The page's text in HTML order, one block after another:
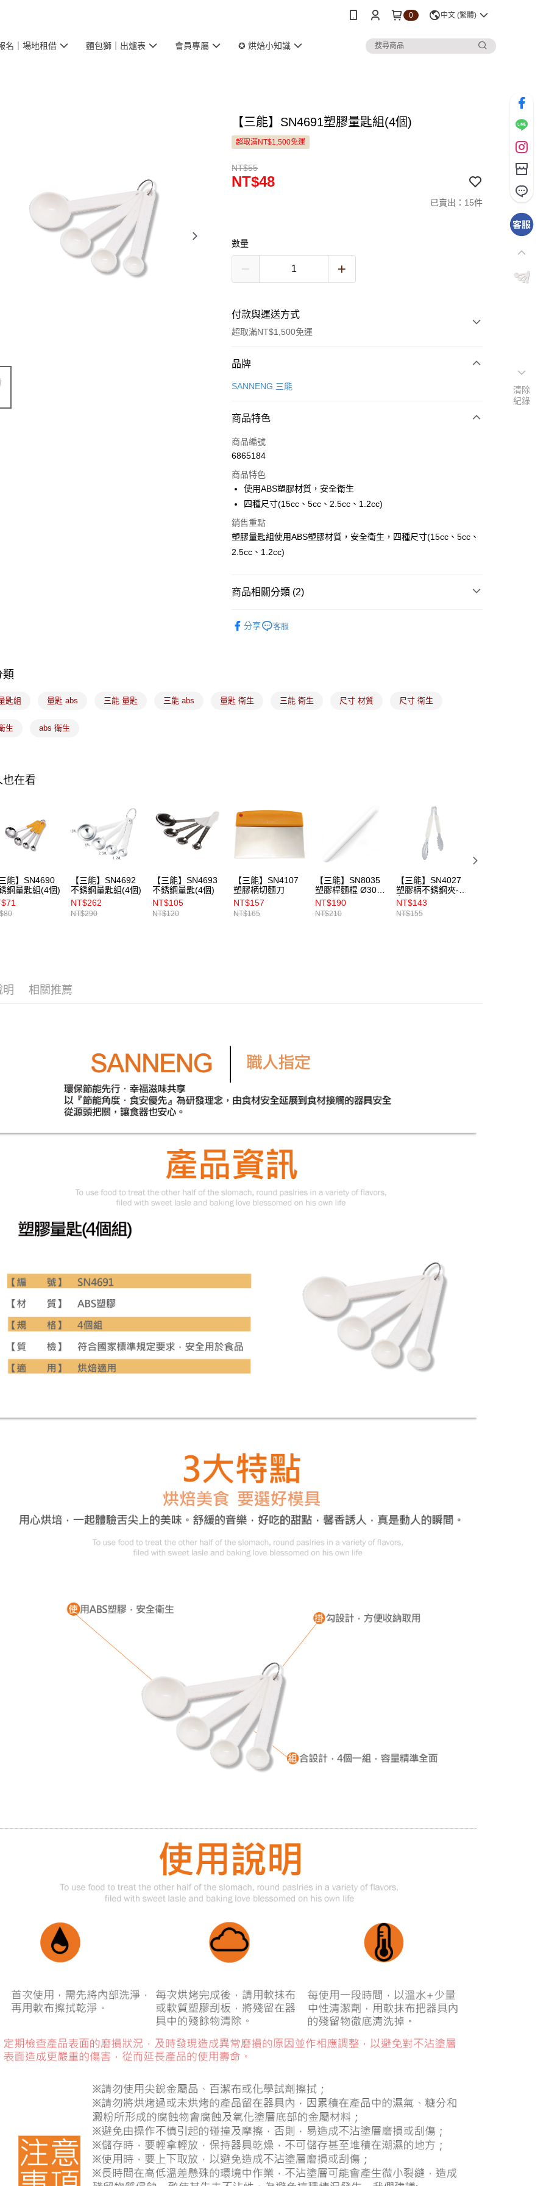
0 中文 (繁體)
名｜場地租借 麵包獅｜出爐表 會員專屬 ✪ 烘焙小知識
【三能】SN4691塑膠量匙組(4個)
超取滿NT$1,500免運
NT$55
NT$48
已賣出：15件
數量
付款與運送方式
超取滿NT$1,500免運
付款方式
信用卡一次付款
悠遊付
Google Pay
全盈+PAY
ATM付款
每筆NT$100，滿NT$1,500(含以上)免運費
常溫宅配-(限重20kg以下)
品牌
SANNENG 三能
商品特色
商品編號
6865184
商品特色
使用ABS塑膠材質，安全衛生
四種尺寸(15cc、5cc、2.5cc、1.2cc)
銷售重點
塑膠量匙組使用ABS塑膠材質，安全衛生，四種尺寸(15cc、5cc、
2.5cc、1.2cc)
商品相關分類 (2)
分享 客服
類
匙組 量匙 abs 三能 量匙 三能 abs 量匙 衛生 三能 衛生 尺寸 材質 尺寸 衛生
生 abs 衛生
也在看
三能】SN4690
鋼量匙組(4個)
【三能】SN4692
不銹鋼量匙組(4個)
NT$262
NT$290
【三能】SN4693
不銹鋼量匙(4個)
NT$105
NT$120
【三能】SN4107
塑膠柄切麵刀
NT$157
NT$165
【三能】SN8035
塑膠桿麵棍 Ø30ｘ
33cm
NT$190
NT$210
【三能】SN4027
塑膠柄不銹鋼夾-白
色
NT$143
NT$155
明 相關推薦
清除
紀錄